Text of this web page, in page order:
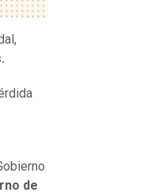
de